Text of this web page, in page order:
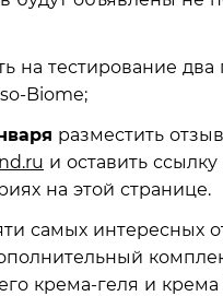
на тестирование два
Biome;
разместить
и оставить
на этой странице.
самых интересных
крема-геля и крема